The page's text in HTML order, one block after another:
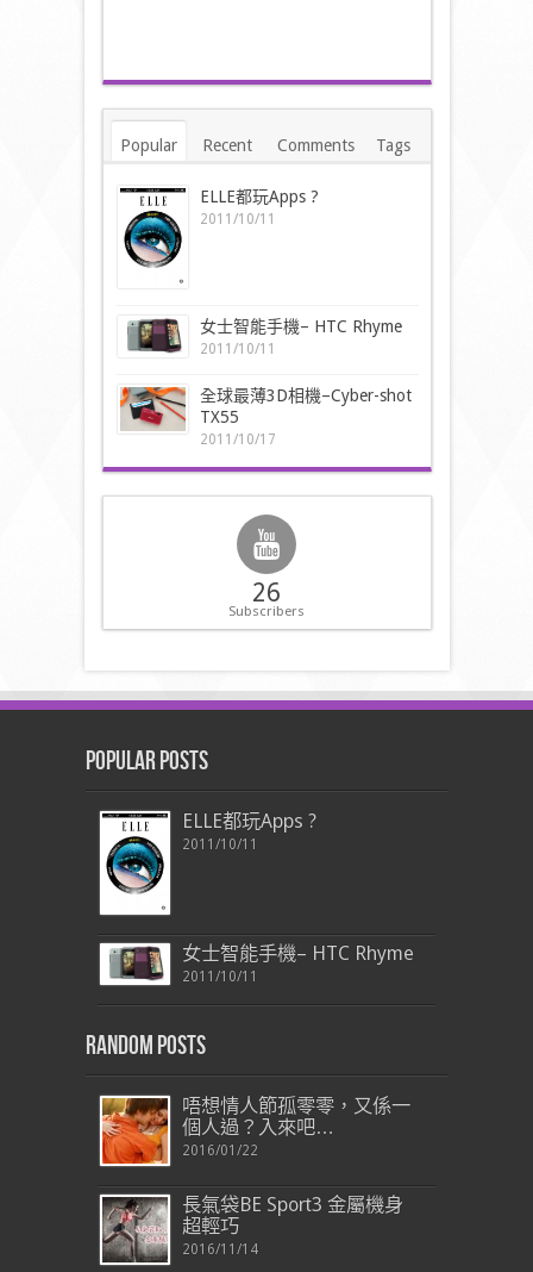
Popular Recent Comments Tags
ELLE都玩Apps ?
2011/10/11
女士智能手機– HTC Rhyme
2011/10/11
全球最薄3D相機–Cyber-shot
TX55
2011/10/17
26
Subscribers
Popular Posts
ELLE都玩Apps ?
2011/10/11
女士智能手機– HTC Rhyme
2011/10/11
Random Posts
唔想情人節孤零零，又係一
個人過？入來吧…
2016/01/22
長氣袋BE Sport3 金屬機身
超輕巧
2016/11/14